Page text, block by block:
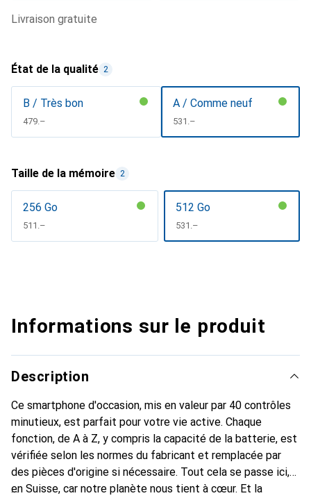
livraison gratuite
État de la qualité 2
B / Très bon
CHF
479.–
A / Comme neuf
CHF
531.–
Taille de la mémoire 2
256 Go
CHF
511.–
512 Go
CHF
531.–
Informations sur le produit
Description
Ce smartphone d'occasion, mis en valeur par 40 contrôles
minutieux, est parfait pour votre vie active. Chaque
fonction, de A à Z, y compris la capacité de la batterie, est
vérifiée selon les normes du fabricant et remplacée par
des pièces d'origine si nécessaire. Tout cela se passe ici,
en Suisse, car notre planète nous tient à cœur. Et la